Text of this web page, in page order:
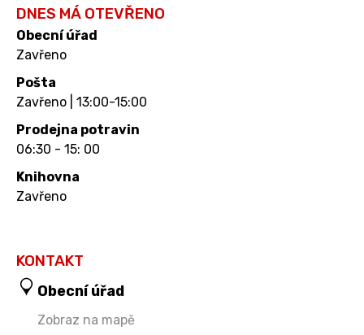
DNES MÁ OTEVŘENO
Obecní úřad
Zavřeno
Pošta
Zavřeno | 13:00-15:00
Prodejna potravin
06:30 - 15: 00
Knihovna
Zavřeno
KONTAKT
Obecní úřad
Zobraz na mapě